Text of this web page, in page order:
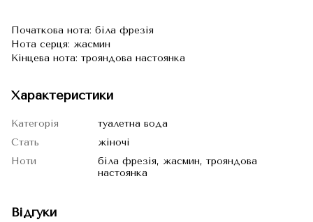
Початкова нота: біла фрезія
Нота серця: жасмин
Кінцева нота: трояндова настоянка
Характеристики
Категорія
туалетна вода
Стать
жіночі
Ноти
біла фрезія, жасмин, трояндова
настоянка
Відгуки